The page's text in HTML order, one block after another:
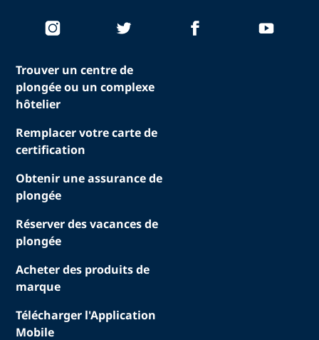
Trouver un centre de
plongée ou un complexe
hôtelier
Remplacer votre carte de
certification
Obtenir une assurance de
plongée
Réserver des vacances de
plongée
Acheter des produits de
marque
Télécharger l'Application
Mobile